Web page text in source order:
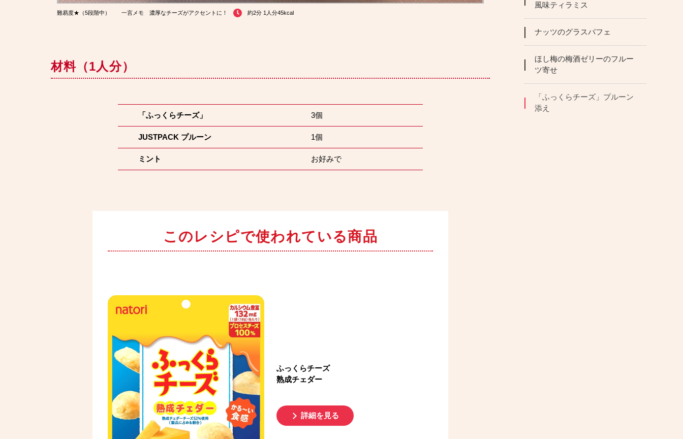
難易度★（5段階中） 一言メモ 濃厚なチーズがアクセントに！ 約2分 1人分45kcal
材料（1人分）
「ふっくらチーズ」 3個
JUSTPACK プルーン 1個
ミント お好みで
このレシピで使われている商品
ふっくらチーズ
熟成チェダー
詳細を見る
風味ティラミス
ナッツのグラスパフェ
ほし梅の梅酒ゼリーのフルー
ツ寄せ
「ふっくらチーズ」プルーン
添え